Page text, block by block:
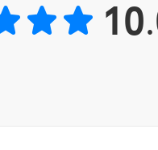
르시아의 조로아스터이다.